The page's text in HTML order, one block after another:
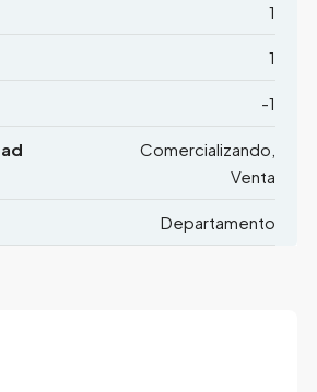
1
1
-1
Comercializando,
Venta
Departamento